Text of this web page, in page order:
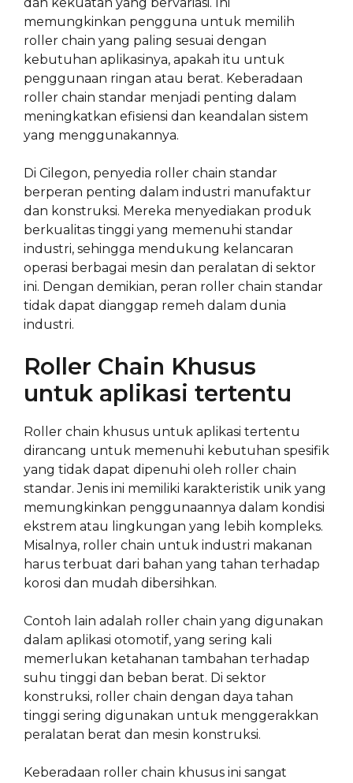
memungkinkan pengguna untuk memilih
roller chain yang paling sesuai dengan
kebutuhan aplikasinya, apakah itu untuk
penggunaan ringan atau berat. Keberadaan
roller chain standar menjadi penting dalam
meningkatkan efisiensi dan keandalan sistem
yang menggunakannya.
Di Cilegon, penyedia roller chain standar
berperan penting dalam industri manufaktur
dan konstruksi. Mereka menyediakan produk
berkualitas tinggi yang memenuhi standar
industri, sehingga mendukung kelancaran
operasi berbagai mesin dan peralatan di sektor
ini. Dengan demikian, peran roller chain standar
tidak dapat dianggap remeh dalam dunia
industri.
Roller Chain Khusus
untuk aplikasi tertentu
Roller chain khusus untuk aplikasi tertentu
dirancang untuk memenuhi kebutuhan spesifik
yang tidak dapat dipenuhi oleh roller chain
standar. Jenis ini memiliki karakteristik unik yang
memungkinkan penggunaannya dalam kondisi
ekstrem atau lingkungan yang lebih kompleks.
Misalnya, roller chain untuk industri makanan
harus terbuat dari bahan yang tahan terhadap
korosi dan mudah dibersihkan.
Contoh lain adalah roller chain yang digunakan
dalam aplikasi otomotif, yang sering kali
memerlukan ketahanan tambahan terhadap
suhu tinggi dan beban berat. Di sektor
konstruksi, roller chain dengan daya tahan
tinggi sering digunakan untuk menggerakkan
peralatan berat dan mesin konstruksi.
Keberadaan roller chain khusus ini sangat